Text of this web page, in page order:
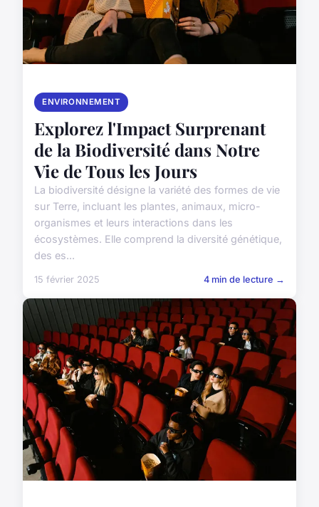
ENVIRONNEMENT
Explorez l'Impact Surprenant
de la Biodiversité dans Notre
Vie de Tous les Jours
La biodiversité désigne la variété des formes de vie
sur Terre, incluant les plantes, animaux, micro-
organismes et leurs interactions dans les
écosystèmes. Elle comprend la diversité génétique,
des es...
15 février 2025 4 min de lecture →